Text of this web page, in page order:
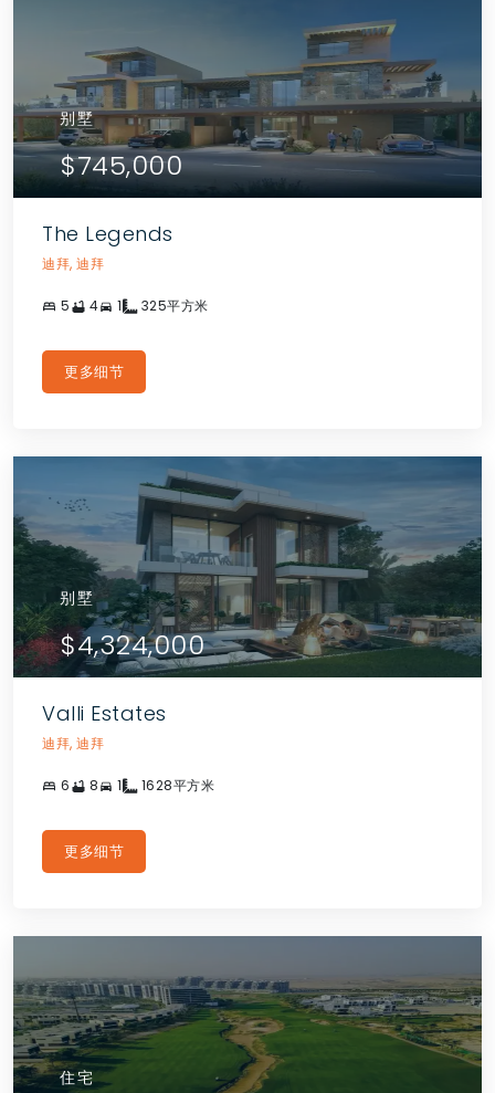
别墅
$745,000
The Legends
迪拜, 迪拜
5 4 1 325平方米
更多细节
别墅
$4,324,000
Valli Estates
迪拜, 迪拜
6 8 1 1628平方米
更多细节
住宅